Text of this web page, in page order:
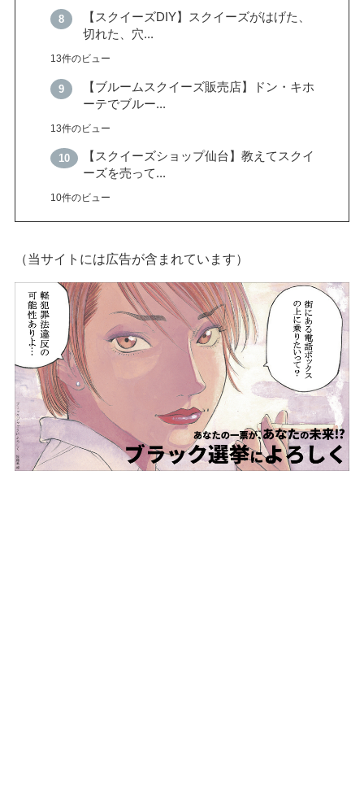
【スクイーズDIY】スクイーズがはげた、
切れた、穴...
13件のビュー
【ブルームスクイーズ販売店】ドン・キホ
ーテでブルー...
13件のビュー
【スクイーズショップ仙台】教えてスクイ
ーズを売って...
10件のビュー
（当サイトには広告が含まれています）